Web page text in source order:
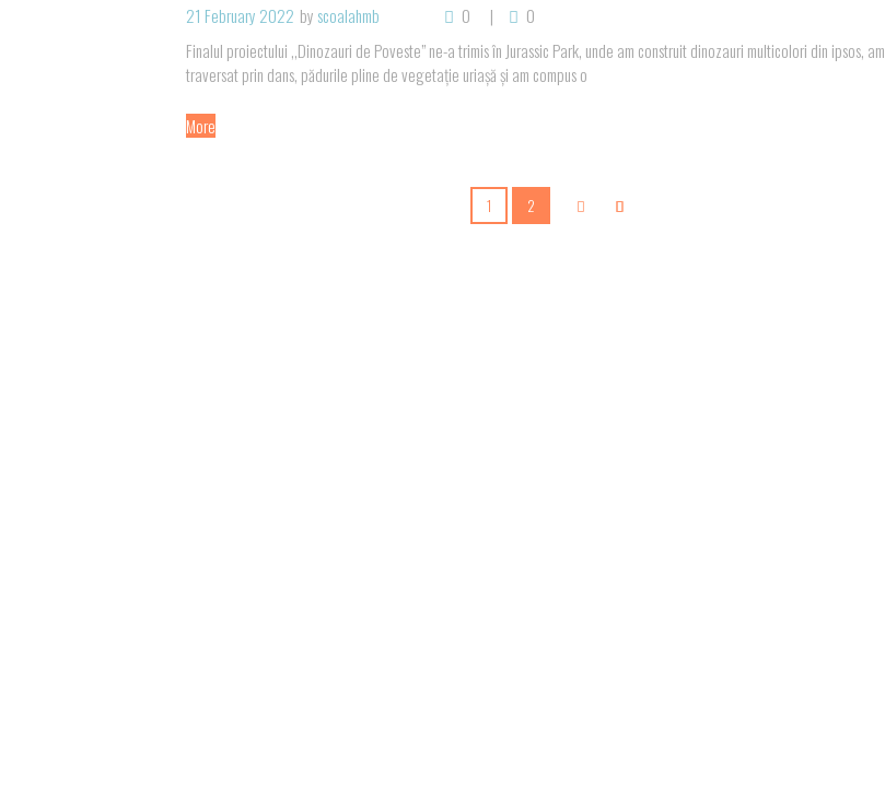
21 February 2022 by scoalahmb 0
0
Finalul proiectului ,,Dinozauri de Poveste” ne-a trimis în Jurassic Park, unde am construit dinozauri multicolori din ipsos, am
traversat prin dans, pădurile pline de vegetație uriașă și am compus o
More
1 2